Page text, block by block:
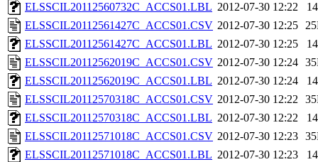
ELSSCIL20112560732C_ACCS01.LBL 2012-07-30 12:22
ELSSCIL20112561427C_ACCS01.CSV 2012-07-30 12:25
ELSSCIL20112561427C_ACCS01.LBL 2012-07-30 12:25
ELSSCIL20112562019C_ACCS01.CSV 2012-07-30 12:24
ELSSCIL20112562019C_ACCS01.LBL 2012-07-30 12:24
ELSSCIL20112570318C_ACCS01.CSV 2012-07-30 12:22
ELSSCIL20112570318C_ACCS01.LBL 2012-07-30 12:22
ELSSCIL20112571018C_ACCS01.CSV 2012-07-30 12:23
ELSSCIL20112571018C_ACCS01.LBL 2012-07-30 12:23